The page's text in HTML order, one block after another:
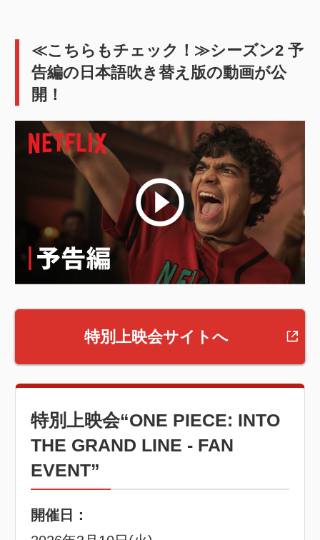
≪こちらもチェック！≫シーズン2 予
告編の日本語吹き替え版の動画が公
開！
特別上映会サイトへ
特別上映会“ONE PIECE: INTO
THE GRAND LINE - FAN
EVENT”
開催日：